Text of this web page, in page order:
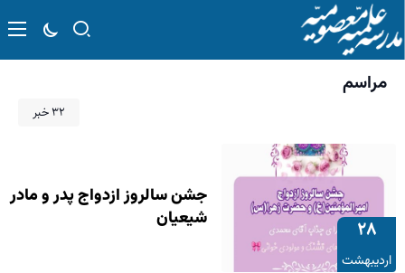
مراسم
۳۲ خبر
۲۸
اردیبهشت
جشن سالروز ازدواج پدر و مادر
شیعیان